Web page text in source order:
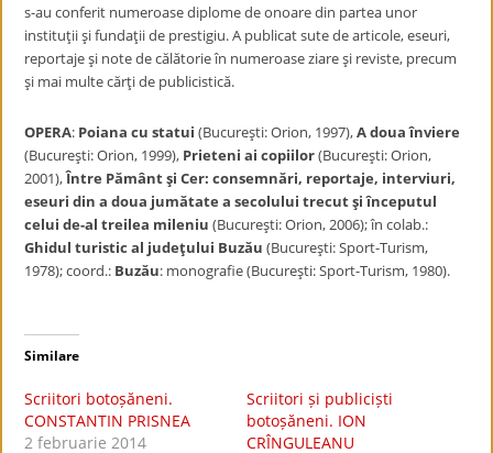
s-au conferit numeroase diplome de onoare din partea unor
instituţii şi fundaţii de prestigiu. A publicat sute de articole, eseuri,
reportaje şi note de călătorie în numeroase ziare şi reviste, precum
şi mai multe cărţi de publicistică.
OPERA: Poiana cu statui (Bucureşti: Orion, 1997),A doua înviere
(Bucureşti: Orion, 1999), Prieteni ai copiilor(Bucureşti: Orion,
2001),Între Pământ şi Cer: consemnări, reportaje, interviuri,
eseuri din a doua jumătate a secolului trecut şi începutul
celui de-al treilea mileniu(Bucureşti: Orion, 2006); în colab.:
Ghidul turistic al judeţului Buzău (Bucureşti: Sport-Turism,
1978); coord.: Buzău: monografie (Bucureşti: Sport-Turism, 1980).
Similare
Scriitori botoșăneni.
CONSTANTIN PRISNEA
2 februarie 2014
Scriitori și publiciști
botoșăneni. ION
CRÎNGULEANU